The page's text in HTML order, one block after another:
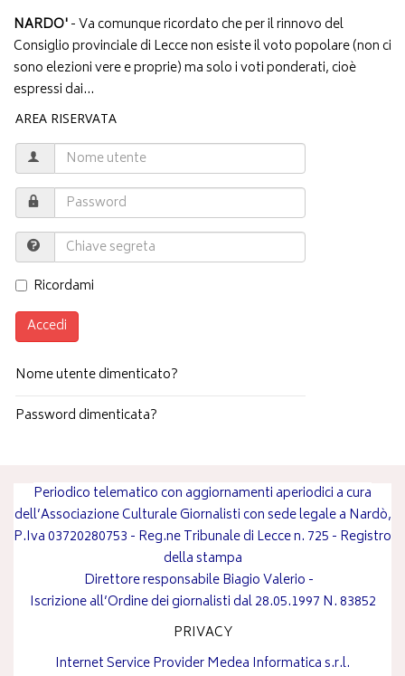
NARDO'- Va comunque ricordato che per il rinnovo del
Consiglio provinciale di Lecce non esiste il voto popolare (non ci
sono elezioni vere e proprie) ma solo i voti ponderati, cioè
espressi dai...
AREA RISERVATA
Ricordami
Accedi
Nome utente dimenticato?
Password dimenticata?
Periodico telematico con aggiornamenti aperiodici a cura
dell’Associazione Culturale Giornalisti con sede legale a Nardò,
P.Iva 03720280753 - Reg.ne Tribunale di Lecce n. 725 - Registro
della stampa
Direttore responsabileBiagio Valerio -
Iscrizione all’Ordine dei giornalisti dal 28.05.1997 N. 83852
PRIVACY
Internet Service ProviderMedea Informatica s.r.l.